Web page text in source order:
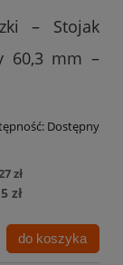
– Stojak
60,3 mm –
Dostępny
zł
zł
do koszyka